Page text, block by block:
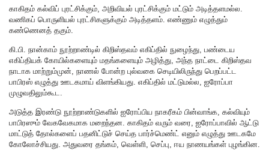
காகிதம் கல்விப் புரட்சிக்கும், அறிவியல் புரட்சிக்கும் மட்டும் அடித்தளமல்ல.
வணிகப் பொருளியல் புரட்சிகளுக்கும் அடித்தளம். எண்ணும் எழுத்தும்
கண்ணெனத் தகும்.
கி.பி. நான்காம் நூற்றாண்டில் கிறிஸ்தவம் எகிப்தில் நுழைந்து, பண்டைய
எகிப்தியக் கோயில்களையும் மதங்களையும் அழித்து, அந்த நாட்டை கிறிஸ்தவ
நாடாக மாற்றும்முன், நாணல் போன்ற புல்வகை செடியிலிருந்து பெறப்பட்ட
பாபிரஸ் எழுத்து ஊடகமாய் விளங்கியது. எகிப்தில் மட்டுமல்ல, ஐரோப்பா
முழுவதிலும்கூட.
அடுத்த இரண்டு நூற்றாண்டுகளில் ஐரோப்பிய நாகரீகம் பின்வாங்க, கல்வியும்
பாபிரஸும் வேகவேகமாக மறைந்தன. காகிதம் வரும் வரை, ஐரோப்பாவில் ஆட்டு
மாட்டுத் தோல்களைப் பதனிட்டுச் செய்த பார்ச்மெண்ட் எனும் எழுத்து ஊடகமே
கோலோச்சியது. அதுவரை தங்கம், வெள்ளி, செப்பு, ஈய நாணயங்கள் புழங்கின.